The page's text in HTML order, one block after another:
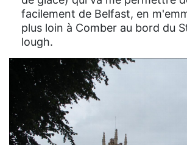
facilement de Belfast, en
plus loin à Comber au bord du
lough.